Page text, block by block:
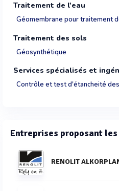
Traitement de l'eau
Géomembrane pour traitement
Traitement des sols
Géosynthétique
Services spécialisés et
Contrôle et test d'étancheité
Entreprises proposant
RENOLIT